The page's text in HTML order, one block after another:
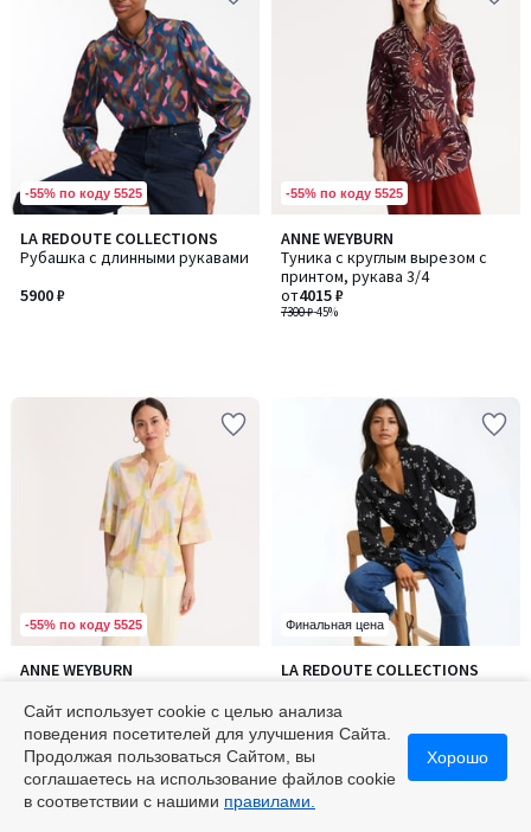
-55% по коду 5525
LA REDOUTE COLLECTIONS
Рубашка с длинными рукавами
5900 ₽
-55% по коду 5525
ANNE WEYBURN
Туника с круглым вырезом с
принтом, рукава 3/4
7300 ₽-45%
от4015 ₽
-55% по коду 5525
ANNE WEYBURN
и короткими рукавами с
принтом
6000 ₽-9%
5460 ₽
2,8
2,8
5
Финальная цена
LA REDOUTE COLLECTIONS
цветочным принтом и
длинными рукавами
4800 ₽-24%
от3648 ₽
1
5
1
5
Сайт использует cookie с целью анализа
поведения посетителей для улучшения Сайта.
Продолжая пользоваться Сайтом, вы
соглашаетесь на использование файлов cookie
в соответствии с нашими правилами.
Хорошо